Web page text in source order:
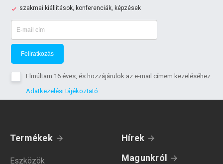
szakmai kiállítások, konferenciák, képzések
Feliratkozás
Elmúltam 16 éves, és hozzájárulok az e-mail címem kezeléséhez.
Adatkezelési tájékoztató
Termékek
Eszközök
Hírek
Magunkról